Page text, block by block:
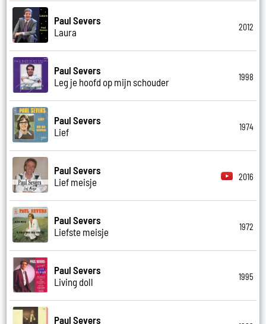
Paul Severs
Laura
2012
Paul Severs
Leg je hoofd op mijn schouder
1998
Paul Severs
Lief
1974
Paul Severs
Lief meisje
2016
Paul Severs
Liefste meisje
1972
Paul Severs
Living doll
1995
Paul Severs